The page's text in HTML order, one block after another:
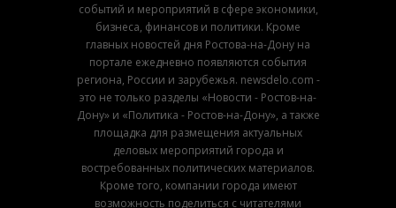
событий и мероприятий в сфере экономики,
бизнеса, финансов и политики. Кроме
главных новостей дня Ростова-на-Дону на
портале ежедневно появляются события
региона, России и зарубежья. newsdelo.com -
это не только разделы «Новости - Ростов-на-
Дону» и «Политика - Ростов-на-Дону», а также
площадка для размещения актуальных
деловых мероприятий города и
востребованных политических материалов.
Кроме того, компании города имеют
возможность поделиться с читателями